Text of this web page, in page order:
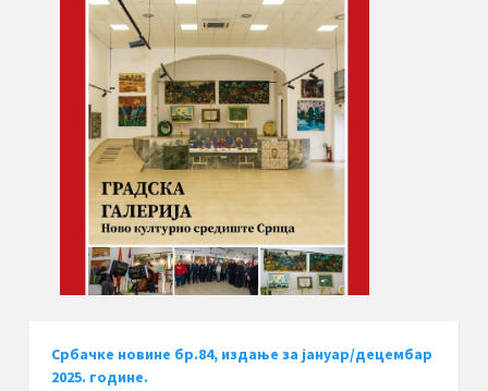
Србачке новине бр.84, издање за јануар/децембар
2025. године.